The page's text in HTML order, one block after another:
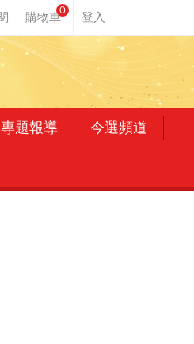
0
專題報導 今選頻道